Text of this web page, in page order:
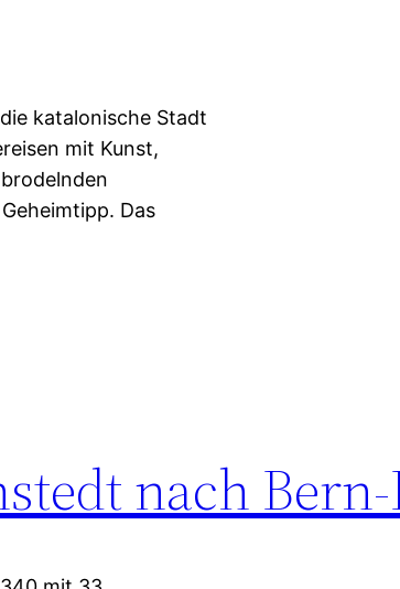
katalonische Stadt
mit Kunst,
Das
nach